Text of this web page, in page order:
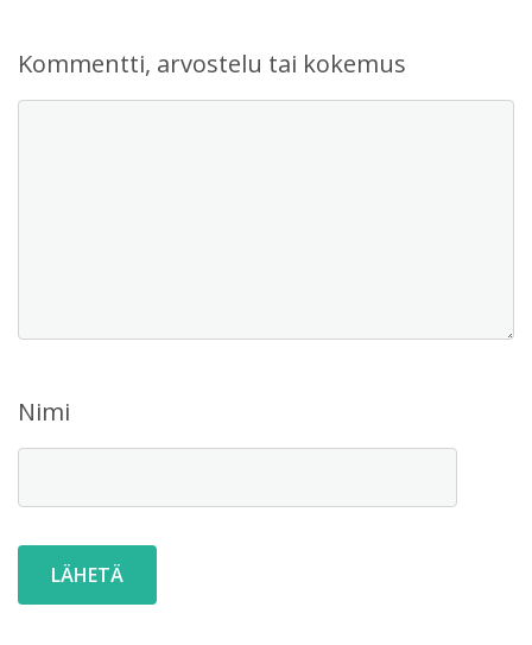
Kommentti, arvostelu tai kokemus
Nimi